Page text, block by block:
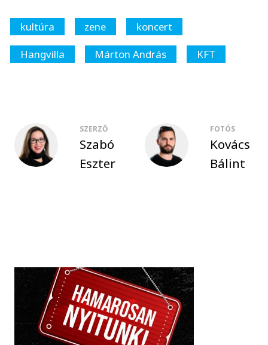
kultúra zene
koncert
Hangvilla
Márton András KFT
SZERZŐ
Szabó
Eszter
FOTÓS
Kovács
Bálint